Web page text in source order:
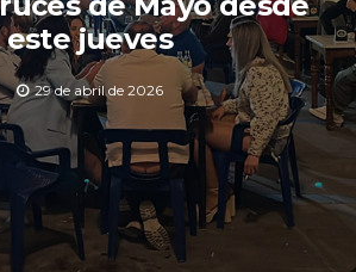
este jueves
29 de abril de 2026